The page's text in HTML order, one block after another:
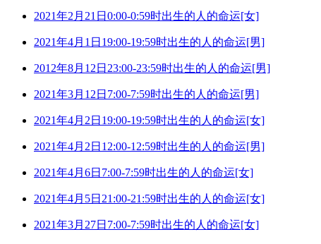
2021年2月21日0:00-0:59时出生的人的命运[女]
2021年4月1日19:00-19:59时出生的人的命运[男]
2012年8月12日23:00-23:59时出生的人的命运[男]
2021年3月12日7:00-7:59时出生的人的命运[男]
2021年4月2日19:00-19:59时出生的人的命运[女]
2021年4月2日12:00-12:59时出生的人的命运[男]
2021年4月6日7:00-7:59时出生的人的命运[女]
2021年4月5日21:00-21:59时出生的人的命运[女]
2021年3月27日7:00-7:59时出生的人的命运[女]